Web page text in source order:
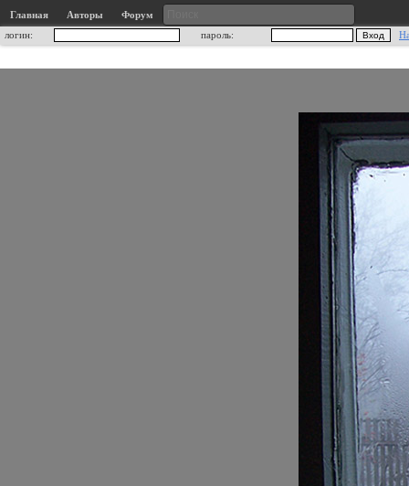
Главная Авторы
Форум
логин:
пароль: